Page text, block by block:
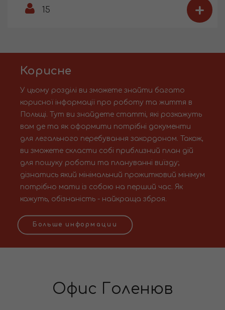
15
+
Корисне
У цьому розділі ви зможете знайти багато
корисної інформації про роботу та життя в
Польщі. Тут ви знайдете статті, які розкажуть
вам де та як оформити потрібні документи
для легального перебування закордоном. Також,
ви зможете скласти собі приблизний план дій
для пошуку роботи та плануванні виїзду;
дізнатись який мінімальний прожитковий мінімум
потрібно мати із собою на перший час. Як
кажуть, обізнаність - найкраща зброя.
Больше информации
Офис Голенюв